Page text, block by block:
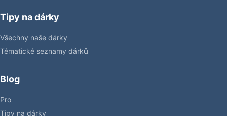
Tipy na dárky
Všechny naše dárky
Tématické seznamy dárků
Blog
Pro
Tipy na dárky